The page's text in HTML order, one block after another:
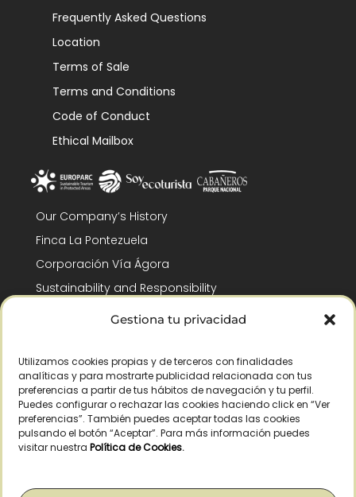
Gestiona tu privacidad
Utilizamos cookies propias y de terceros con finalidades
analíticas y para mostrarte publicidad relacionada con tus
preferencias a partir de tus hábitos de navegación y tu perfil.
Puedes configurar o rechazar las cookies haciendo click en “Ver
preferencias”. También puedes aceptar todas las cookies
pulsando el botón “Aceptar”. Para más información puedes
visitar nuestra Política de Cookies.
Frequently Asked Questions
Location
Terms of Sale
Terms and Conditions
Code of Conduct
Ethical Mailbox
Our Company’s History
Finca La Pontezuela
Corporación Vía Ágora
Sustainability and Responsibility
CSR and Fundación Gómez-Pintado
Recognitions
Legal warning|Privacy policy|Cookies policy|Right of withdrawal